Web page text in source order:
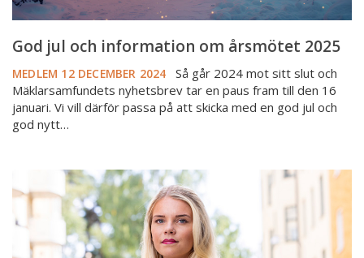
God jul och information om årsmötet 2025
MEDLEM 12 DECEMBER 2024
Så går 2024 mot sitt slut och
Mäklarsamfundets nyhetsbrev tar en paus fram till den 16
januari. Vi vill därför passa på att skicka med en god jul och
god nytt…
känna
Amanda
Broberg